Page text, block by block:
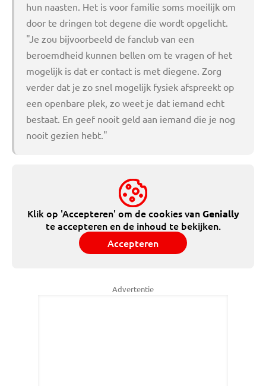
hun naasten. Het is voor familie soms moeilijk om
door te dringen tot degene die wordt opgelicht.
"Je zou bijvoorbeeld de fanclub van een
beroemdheid kunnen bellen om te vragen of het
mogelijk is dat er contact is met diegene. Zorg
verder dat je zo snel mogelijk fysiek afspreekt op
een openbare plek, zo weet je dat iemand echt
bestaat. En geef nooit geld aan iemand die je nog
nooit gezien hebt."
Klik op 'Accepteren' om de cookies vanGenially
te accepteren en de inhoud te bekijken.
Accepteren
Advertentie